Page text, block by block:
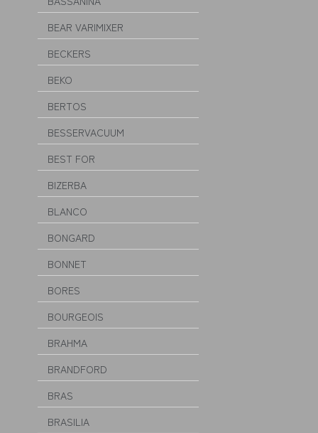
BEAR VARIMIXER
BECKERS
BEKO
BERTOS
BESSERVACUUM
BEST FOR
BIZERBA
BLANCO
BONGARD
BONNET
BORES
BOURGEOIS
BRAHMA
BRANDFORD
BRAS
BRASILIA